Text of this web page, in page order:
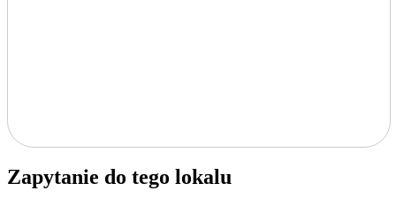
Zapytanie do tego lokalu